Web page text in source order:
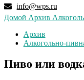
info@wps.ru
Домой Архив
Архив
Алкогольно-
Пиво или